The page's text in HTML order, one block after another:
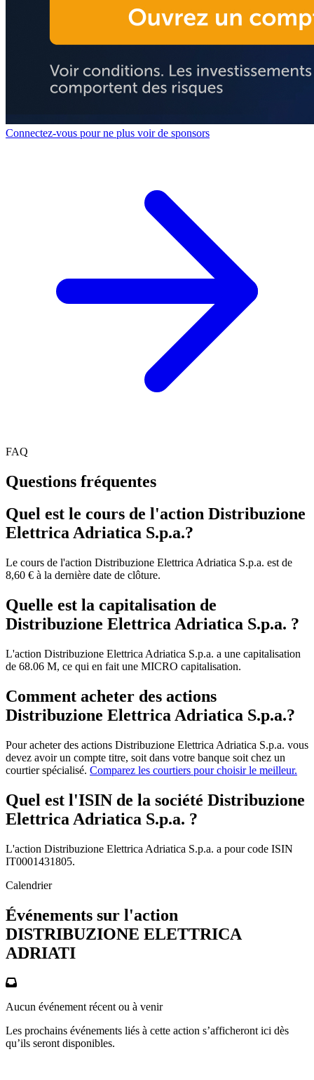
Connectez-vous pour ne plus voir de sponsors
FAQ
Questions fréquentes
Quel est le cours de l'action Distribuzione
Elettrica Adriatica S.p.a.?
Le cours de l'action Distribuzione Elettrica Adriatica S.p.a. est de
8,60 € à la dernière date de clôture.
Quelle est la capitalisation de
Distribuzione Elettrica Adriatica S.p.a. ?
L'action Distribuzione Elettrica Adriatica S.p.a. a une capitalisation
de 68.06 M, ce qui en fait une MICRO capitalisation.
Comment acheter des actions
Distribuzione Elettrica Adriatica S.p.a.?
Pour acheter des actions Distribuzione Elettrica Adriatica S.p.a. vous
devez avoir un compte titre, soit dans votre banque soit chez un
courtier spécialisé. Comparez les courtiers pour choisir le meilleur.
Quel est l'ISIN de la société Distribuzione
Elettrica Adriatica S.p.a. ?
L'action Distribuzione Elettrica Adriatica S.p.a. a pour code ISIN
IT0001431805.
Calendrier
Événements sur l'action
DISTRIBUZIONE ELETTRICA
ADRIATI
Aucun événement récent ou à venir
Les prochains événements liés à cette action s’afficheront ici dès
qu’ils seront disponibles.